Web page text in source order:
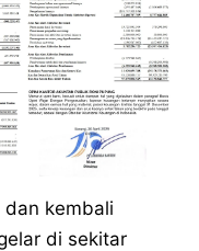
dan kembali
di sekitar